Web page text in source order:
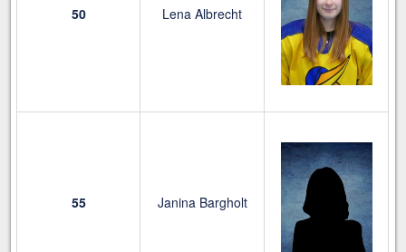
50 Lena Albrecht
55 Janina Bargholt